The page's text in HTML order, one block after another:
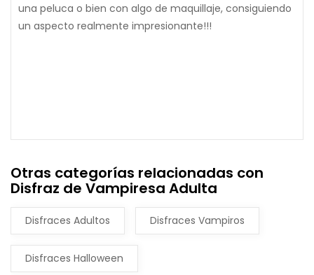
una peluca o bien con algo de maquillaje, consiguiendo
un aspecto realmente impresionante!!!
Otras categorías relacionadas con
Disfraz de Vampiresa Adulta
Disfraces Adultos Disfraces Vampiros
Disfraces Halloween